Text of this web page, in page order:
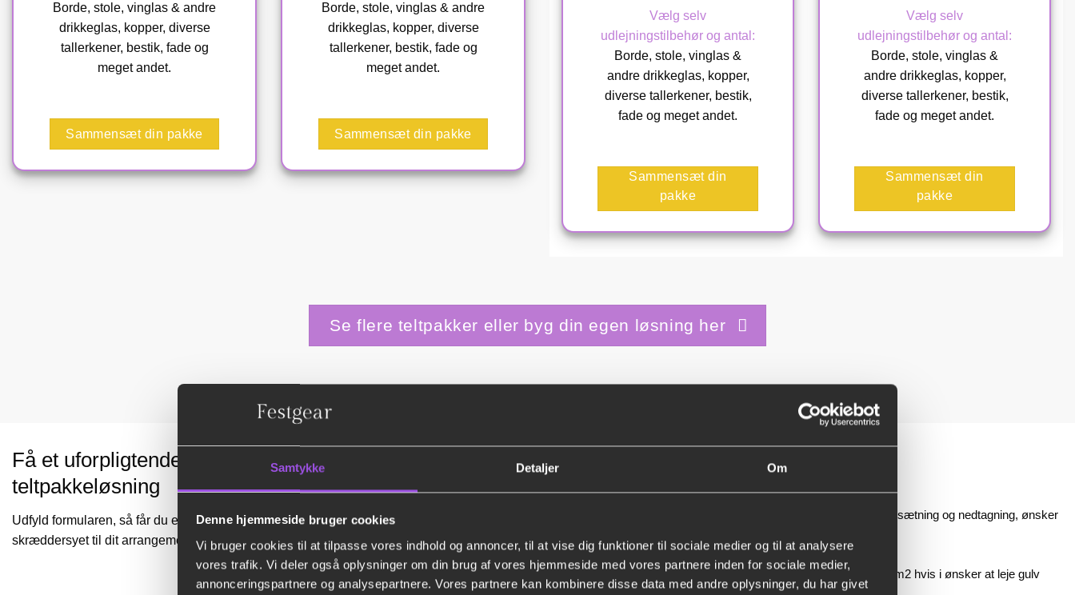
Samtykke Detaljer Om
Denne hjemmeside bruger cookies
Vi bruger cookies til at tilpasse vores indhold og annoncer, til at vise dig funktioner til sociale medier og til at analysere
vores trafik. Vi deler også oplysninger om din brug af vores hjemmeside med vores partnere inden for sociale medier,
annonceringspartnere og analysepartnere. Vores partnere kan kombinere disse data med andre oplysninger, du har givet
Borde, stole, vinglas & andre
drikkeglas, kopper, diverse
tallerkener, bestik, fade og
meget andet.
Sammensæt din pakke
Borde, stole, vinglas & andre
drikkeglas, kopper, diverse
tallerkener, bestik, fade og
meget andet.
Sammensæt din pakke
Vælg selv
udlejningstilbehør og antal:
Borde, stole, vinglas &
andre drikkeglas, kopper,
diverse tallerkener, bestik,
fade og meget andet.
Sammensæt din
pakke
Vælg selv
udlejningstilbehør og antal:
Borde, stole, vinglas &
andre drikkeglas, kopper,
diverse tallerkener, bestik,
fade og meget andet.
Sammensæt din
pakke
Se flere teltpakker eller byg din egen løsning her
Få et uforpligtende tilbud på en
teltpakkeløsning
Udfyld formularen, så får du et konkret tilbud
skræddersyet til dit arrangement.
Priserne på teltudlejning
Priserne på teltudlejning starter helt nede ved omkring 60 kr. per m2 hvis I ønsker at hjælpe med opsætning og nedtagning, ønsker
I gulv med koster det 25 kr. per m2.
Hvis vi skal stå for opsætning og nedtagning af telt koster det omkring 75 kr. per m2 og 100 kr. per m2 hvis i ønsker at leje gulv